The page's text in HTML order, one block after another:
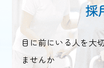
採
目に前にいる人を大
ませんか